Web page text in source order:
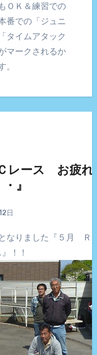
ＯＫ＆練習での
番での「ジュニ
タイムアタック
マークされるか
。
レース お疲れ
』
日
！！